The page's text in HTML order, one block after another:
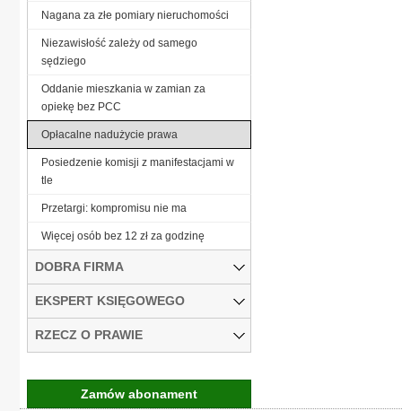
Nagana za złe pomiary nieruchomości
Niezawisłość zależy od samego
sędziego
Oddanie mieszkania w zamian za
opiekę bez PCC
Opłacalne nadużycie prawa
Posiedzenie komisji z manifestacjami w
tle
Przetargi: kompromisu nie ma
Więcej osób bez 12 zł za godzinę
DOBRA FIRMA
EKSPERT KSIĘGOWEGO
RZECZ O PRAWIE
Zamów abonament